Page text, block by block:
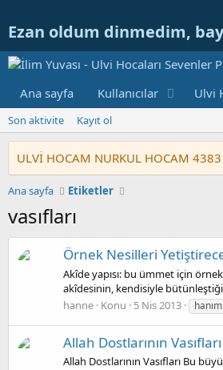
Ezan oldum dinmedim,
Ana sayfa Kullanıcılar Ulvi
Son aktivite Kayıt ol
ULVİ HOCAM NURKUL HOCAM
Ana sayfa Etiketler
vasıfları
Örnek Nesilleri
Akîde yapısı: bu ümmet için
akîdesinin, kendisiyle
hanne Konu 5 Nis 2013
Allah Dostlarının Vasıfları
Allah Dostlarının Vasıfları Bu